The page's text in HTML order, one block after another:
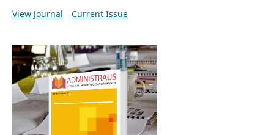
View Journal Current Issue